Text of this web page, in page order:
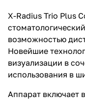
X-Radius Trio Plus
возможностью
Новейшие
визуализации в
использования в
Аппарат включает